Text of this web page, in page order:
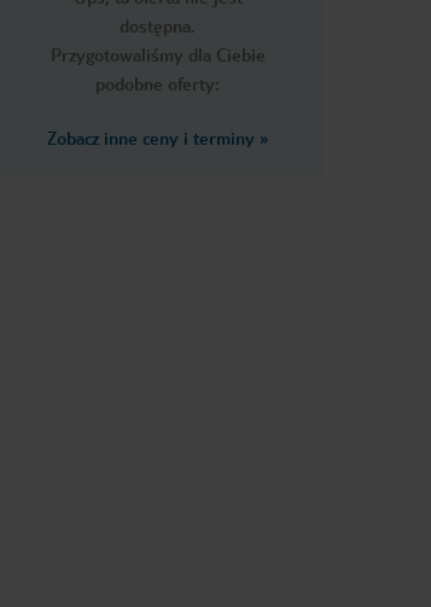
dostępna.
Przygotowaliśmy dla Ciebie
podobne oferty:
Zobacz inne ceny i terminy »